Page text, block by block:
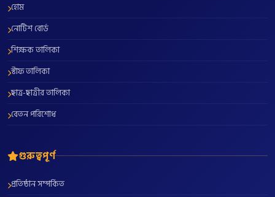
হোম
নোটিশ বোর্ড
শিক্ষক তালিকা
স্টাফ তালিকা
ছাত্র-ছাত্রীর তালিকা
বেতন পরিশোধ
গুরুত্বপূর্ণ
প্রতিষ্ঠান সম্পর্কিত